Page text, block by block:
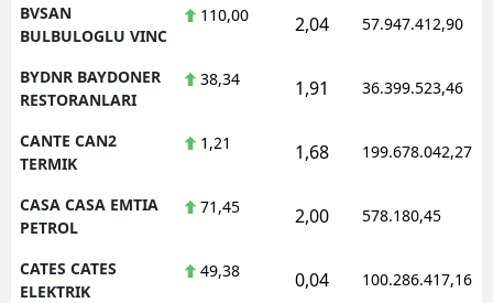
BVSAN
BULBULOGLU VINC
110,00 2,04 57.947.412,90
BYDNR BAYDONER
RESTORANLARI
38,34 1,91 36.399.523,46
CANTE CAN2
TERMIK
1,21 1,68 199.678.042,27
CASA CASA EMTIA
PETROL
71,45 2,00 578.180,45
CATES CATES
ELEKTRIK
49,38 0,04 100.286.417,16